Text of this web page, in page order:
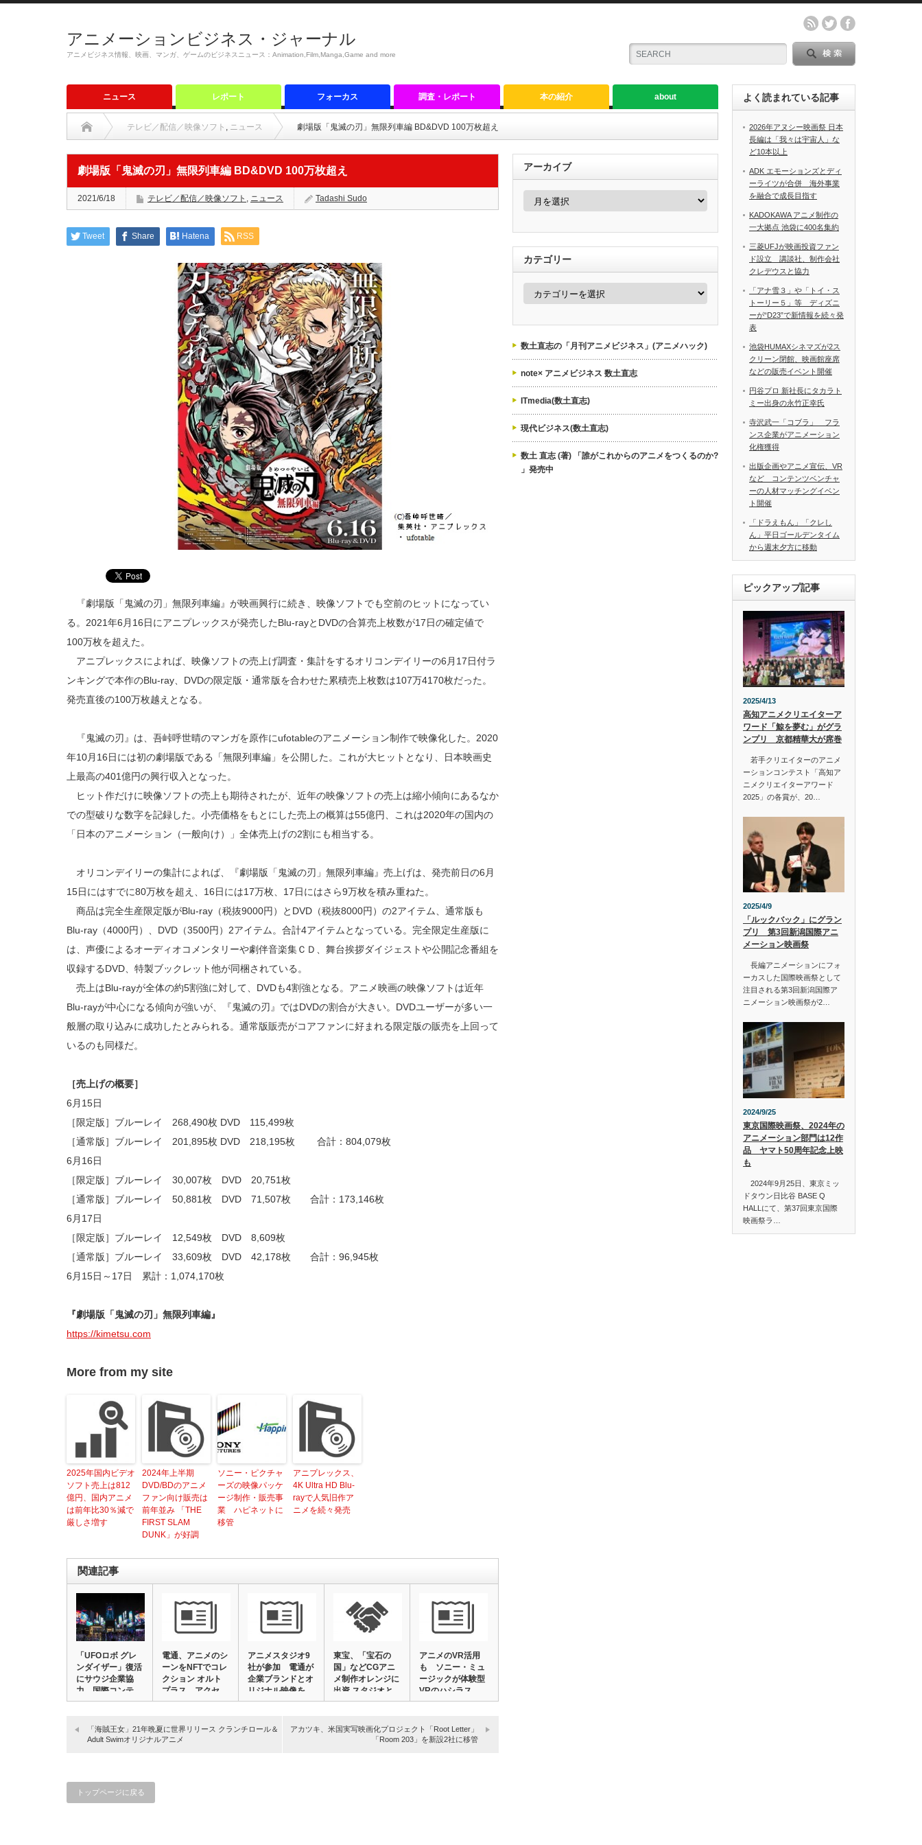
アニメーションビジネス・ジャーナル
アニメビジネス情報、映画、マンガ、ゲームのビジネスニュース：Animation,Film,Manga,Game and more
ニュース レポート フォーカス 調査・レポート 本の紹介 about
テレビ／配信／映像ソフト , ニュース 劇場版「鬼滅の刃」無限列車編 BD&DVD 100万枚超え
劇場版「鬼滅の刃」無限列車編 BD&DVD 100万枚超え
2021/6/18 テレビ／配信／映像ソフト , ニュース Tadashi Sudo
Tweet Share Hatena RSS
『劇場版「鬼滅の刃」無限列車編』が映画興行に続き、映像ソフトでも空前のヒットになってい
る。2021年6月16日にアニプレックスが発売したBlu-rayとDVDの合算売上枚数が17日の確定値で
100万枚を超えた。
アニプレックスによれば、映像ソフトの売上げ調査・集計をするオリコンデイリーの6月17日付ラ
ンキングで本作のBlu‐ray、DVDの限定版・通常版を合わせた累積売上枚数は107万4170枚だった。
発売直後の100万枚越えとなる。
『鬼滅の刃』は、吾峠呼世晴のマンガを原作にufotableのアニメーション制作で映像化した。2020
年10月16日には初の劇場版である「無限列車編」を公開した。これが大ヒットとなり、日本映画史
上最高の401億円の興行収入となった。
ヒット作だけに映像ソフトの売上も期待されたが、近年の映像ソフトの売上は縮小傾向にあるなか
での型破りな数字を記録した。小売価格をもとにした売上の概算は55億円、これは2020年の国内の
「日本のアニメーション（一般向け）」全体売上げの2割にも相当する。
オリコンデイリーの集計によれば、『劇場版「鬼滅の刃」無限列車編』売上げは、発売前日の6月
15日にはすでに80万枚を超え、16日には17万枚、17日にはさら9万枚を積み重ねた。
商品は完全生産限定版がBlu-ray（税抜9000円）とDVD（税抜8000円）の2アイテム、通常版も
Blu-ray（4000円）、DVD（3500円）2アイテム。合計4アイテムとなっている。完全限定生産版に
は、声優によるオーディオコメンタリーや劇伴音楽集ＣＤ、舞台挨拶ダイジェストや公開記念番組を
収録するDVD、特製ブックレット他が同梱されている。
売上はBlu‐rayが全体の約5割強に対して、DVDも4割強となる。アニメ映画の映像ソフトは近年
Blu‐rayが中心になる傾向が強いが、『鬼滅の刃』ではDVDの割合が大きい。DVDユーザーが多い一
般層の取り込みに成功したとみられる。通常版販売がコアファンに好まれる限定版の販売を上回って
いるのも同様だ。
［売上げの概要］
6月15日
［限定版］ブルーレイ 268,490枚 DVD 115,499枚
［通常版］ブルーレイ 201,895枚 DVD 218,195枚 合計：804,079枚
6月16日
［限定版］ブルーレイ 30,007枚 DVD 20,751枚
［通常版］ブルーレイ 50,881枚 DVD 71,507枚 合計：173,146枚
6月17日
［限定版］ブルーレイ 12,549枚 DVD 8,609枚
［通常版］ブルーレイ 33,609枚 DVD 42,178枚 合計：96,945枚
6月15日～17日 累計：1,074,170枚
『劇場版「鬼滅の刃」無限列車編』
https://kimetsu.com
More from my site
2025年国内ビデオ
ソフト売上は812
億円、国内アニメ
は前年比30％減で
厳しさ増す
2024年上半期
DVD/BDのアニメ
ファン向け販売は
前年並み 「THE
FIRST SLAM
DUNK」が好調
ソニー・ピクチャ
ーズの映像パッケ
ージ制作・販売事
業 ハピネットに
移管
アニプレックス、
4K Ultra HD Blu-
rayで人気旧作ア
ニメを続々発売
関連記事
「UFOロボ グレ
ンダイザー」復活
にサウジ企業協
力、国際コンテ
ス…
電通、アニメのシ
ーンをNFTでコレ
クション オルト
プラス、アクセ…
アニメスタジオ9
社が参加 電通が
企業ブランドとオ
リジナル映像を
つ…
東宝、「宝石の
国」などCGアニ
メ制作オレンジに
出資 スタジオと
の…
アニメのVR活用
も ソニー・ミュ
ージックが体験型
VRのハシラス
と…
「海賊王女」21年晩夏に世界リリース クランチロール＆
Adult Swimオリジナルアニメ
アカツキ、米国実写映画化プロジェクト「Root Letter」
「Room 203」を新設2社に移管
トップページに戻る
アーカイブ
ア
ブ
カテゴリー
カ
ー
数土直志の「月刊アニメビジネス」(アニメハック)
note× アニメビジネス 数土直志
ITmedia(数土直志)
現代ビジネス(数土直志)
数土 直志 (著) 「誰がこれからのアニメをつくるのか?
」発売中
よく読まれている記事
2026年アヌシー映画祭 日本
長編は「我々は宇宙人」な
ど10本以上
ADK エモーションズとディ
ーライツが合併 海外事業
を融合で成長目指す
KADOKAWA アニメ制作の
一大拠点 池袋に400名集約
三菱UFJが映画投資ファン
ド設立 講談社、制作会社
クレデウスと協力
「アナ雪３」や「トイ・ス
トーリー５」等 ディズニ
ーが“D23”で新情報を続々発
表
池袋HUMAXシネマズが2ス
クリーン閉館、映画館座席
などの販売イベント開催
円谷プロ 新社長にタカラト
ミー出身の永竹正幸氏
寺沢武一「コブラ」 フラ
ンス企業がアニメーション
化権獲得
出版企画やアニメ宣伝、VR
など コンテンツベンチャ
ーの人材マッチングイベン
ト開催
「ドラえもん」「クレし
ん」平日ゴールデンタイム
から週末夕方に移動
ピックアップ記事
2025/4/13
高知アニメクリエイターア
ワード「鯨を夢む」がグラ
ンプリ 京都精華大が席巻
若手クリエイターのアニメ
ーションコンテスト「高知ア
ニメクリエイターアワード
2025」の各賞が、20…
2025/4/9
「ルックバック」にグラン
プリ 第3回新潟国際アニ
メーション映画祭
長編アニメーションにフォ
ーカスした国際映画祭として
注目される第3回新潟国際ア
ニメーション映画祭が2…
2024/9/25
東京国際映画祭、2024年の
アニメーション部門は12作
品 ヤマト50周年記念上映
も
2024年9月25日、東京ミッ
ドタウン日比谷 BASE Q
HALLにて、第37回東京国際
映画祭ラ…